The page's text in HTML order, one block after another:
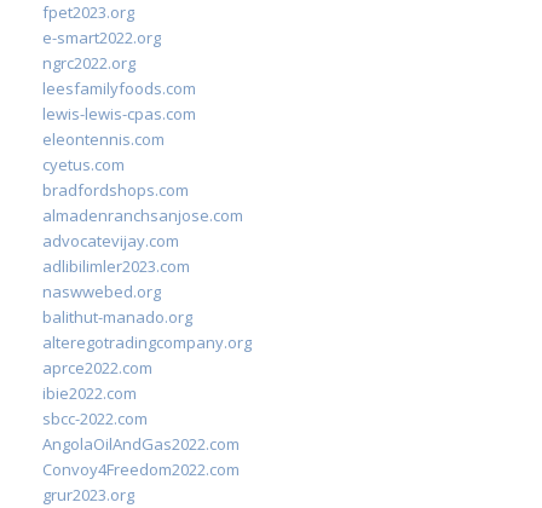
fpet2023.org
e-smart2022.org
ngrc2022.org
leesfamilyfoods.com
lewis-lewis-cpas.com
eleontennis.com
cyetus.com
bradfordshops.com
almadenranchsanjose.com
advocatevijay.com
adlibilimler2023.com
naswwebed.org
balithut-manado.org
alteregotradingcompany.org
aprce2022.com
ibie2022.com
sbcc-2022.com
AngolaOilAndGas2022.com
Convoy4Freedom2022.com
grur2023.org